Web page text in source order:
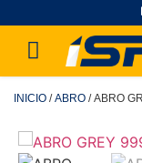
INICIO /ABRO / ABRO